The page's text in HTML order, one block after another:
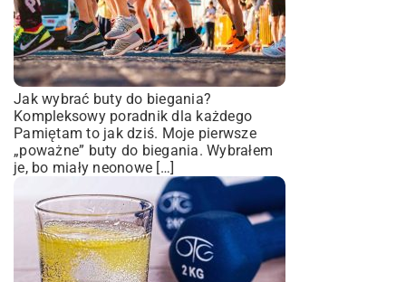
Jak wybrać buty do biegania?
Kompleksowy poradnik dla każdego
Pamiętam to jak dziś. Moje pierwsze
„poważne” buty do biegania. Wybrałem
je, bo miały neonowe […]